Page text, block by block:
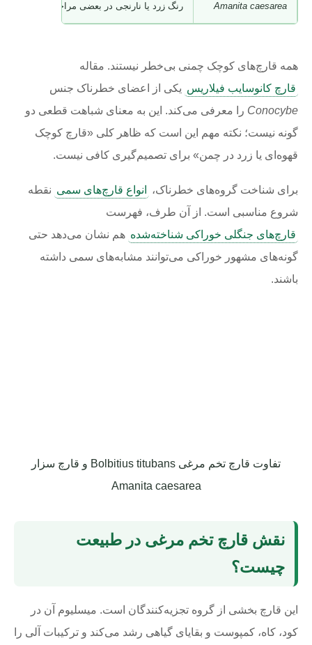
Amanita caesarea رنگ زرد یا نارنجی در بعضی مراحل
همه قارچ‌های کوچک چمنی بی‌خطر نیستند. مقاله
قارچ کانوسایب فیلاریس یکی از اعضای خطرناک جنس
Conocybe را معرفی می‌کند. این به معنای شباهت قطعی دو
گونه نیست؛ نکته مهم این است که ظاهر کلی «قارچ کوچک
قهوه‌ای یا زرد در چمن» برای تصمیم‌گیری کافی نیست.
برای شناخت گروه‌های خطرناک، انواع قارچ‌های سمی نقطه
شروع مناسبی است. از آن طرف، فهرست
قارچ‌های جنگلی خوراکی شناخته‌شده هم نشان می‌دهد حتی
گونه‌های مشهور خوراکی می‌توانند مشابه‌های سمی داشته
باشند.
تفاوت قارچ تخم مرغی Bolbitius titubans و قارچ سزار
Amanita caesarea
نقش قارچ تخم مرغی در طبیعت
چیست؟
این قارچ بخشی از گروه تجزیه‌کنندگان است. میسلیوم آن در
کود، کاه، کمپوست و بقایای گیاهی رشد می‌کند و ترکیبات آلی را